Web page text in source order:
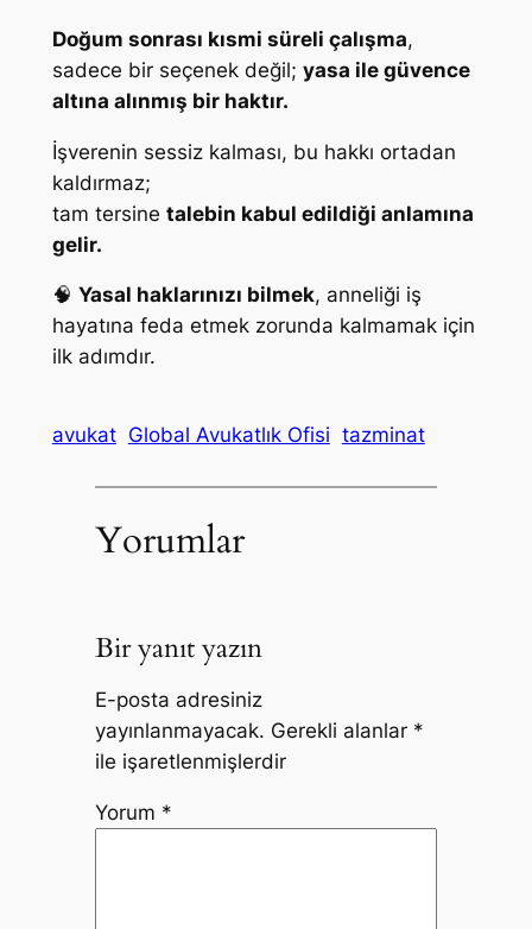
Doğum sonrası kısmi süreli çalışma,
sadece bir seçenek değil; yasa ile güvence
altına alınmış bir haktır.
İşverenin sessiz kalması, bu hakkı ortadan
kaldırmaz;
tam tersine talebin kabul edildiği anlamına
gelir.
🧠 Yasal haklarınızı bilmek, anneliği iş
hayatına feda etmek zorunda kalmamak için
ilk adımdır.
avukat Global Avukatlık Ofisi tazminat
Yorumlar
Bir yanıt yazın
E-posta adresiniz
yayınlanmayacak. Gerekli alanlar *
ile işaretlenmişlerdir
Yorum *